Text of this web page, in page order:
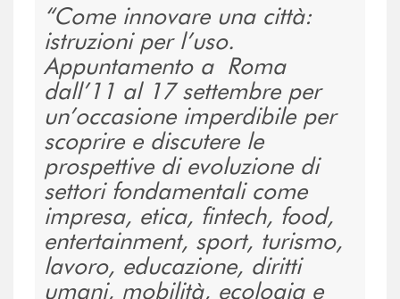
Come innovare una città:
istruzioni per l’uso.
Appuntamento a Roma
dall’11 al 17 settembre per
un’occasione imperdibile per
scoprire e discutere le
prospettive di evoluzione di
settori fondamentali come
impresa, etica, fintech, food,
entertainment, sport, turismo,
lavoro, educazione, diritti
umani, mobilità, ecologia e